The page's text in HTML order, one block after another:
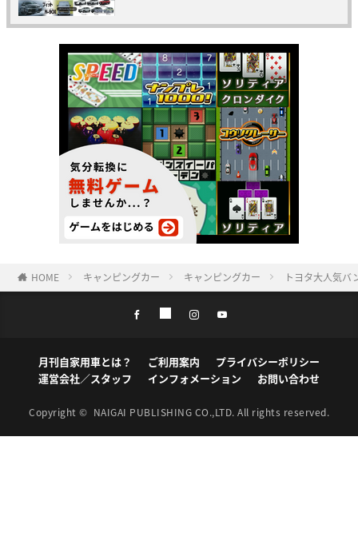
HOME キャンピングカー キャンピングカー トヨタ大人気
月刊自家用車とは？ ご利用案内
プライバシーポリシー
運営会社／スタッフ
インフォメーション お問い合わせ
Copyright © NAIGAI PUBLISHING CO.,LTD. All rights reserved.